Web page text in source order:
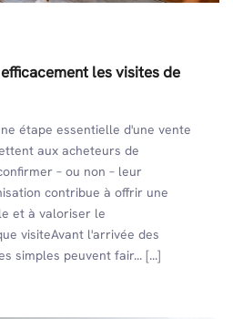
les visites de
étape essentielle d'une vente
aux acheteurs de
– ou non – leur
contribue à offrir une
et à valoriser le
visiteAvant l'arrivée des
simples peuvent fair... [...]